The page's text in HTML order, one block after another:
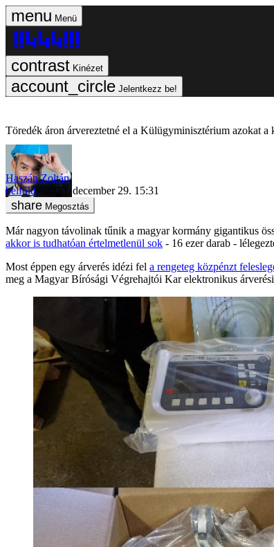
Menü
Kinézet
Jelentkezz be!
Töredék áron árvereztetné el a Külügyminisztérium azokat
Haszán Zoltán
belföld
2023. december 29. 15:31
Megosztás
Már nagyon távolinak tűnik a magyar kormány gigantikus
akkor is tudhatóan értelmetlenül sok - 16 ezer darab -
Most éppen egy árverés idézi fel a rengeteg közpénzt
meg a Magyar Bírósági Végrehajtói Kar elektronikus